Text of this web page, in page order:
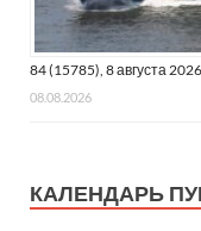
84 (15785), 8 августа 2026
08.08.2026
КАЛЕНДАРЬ